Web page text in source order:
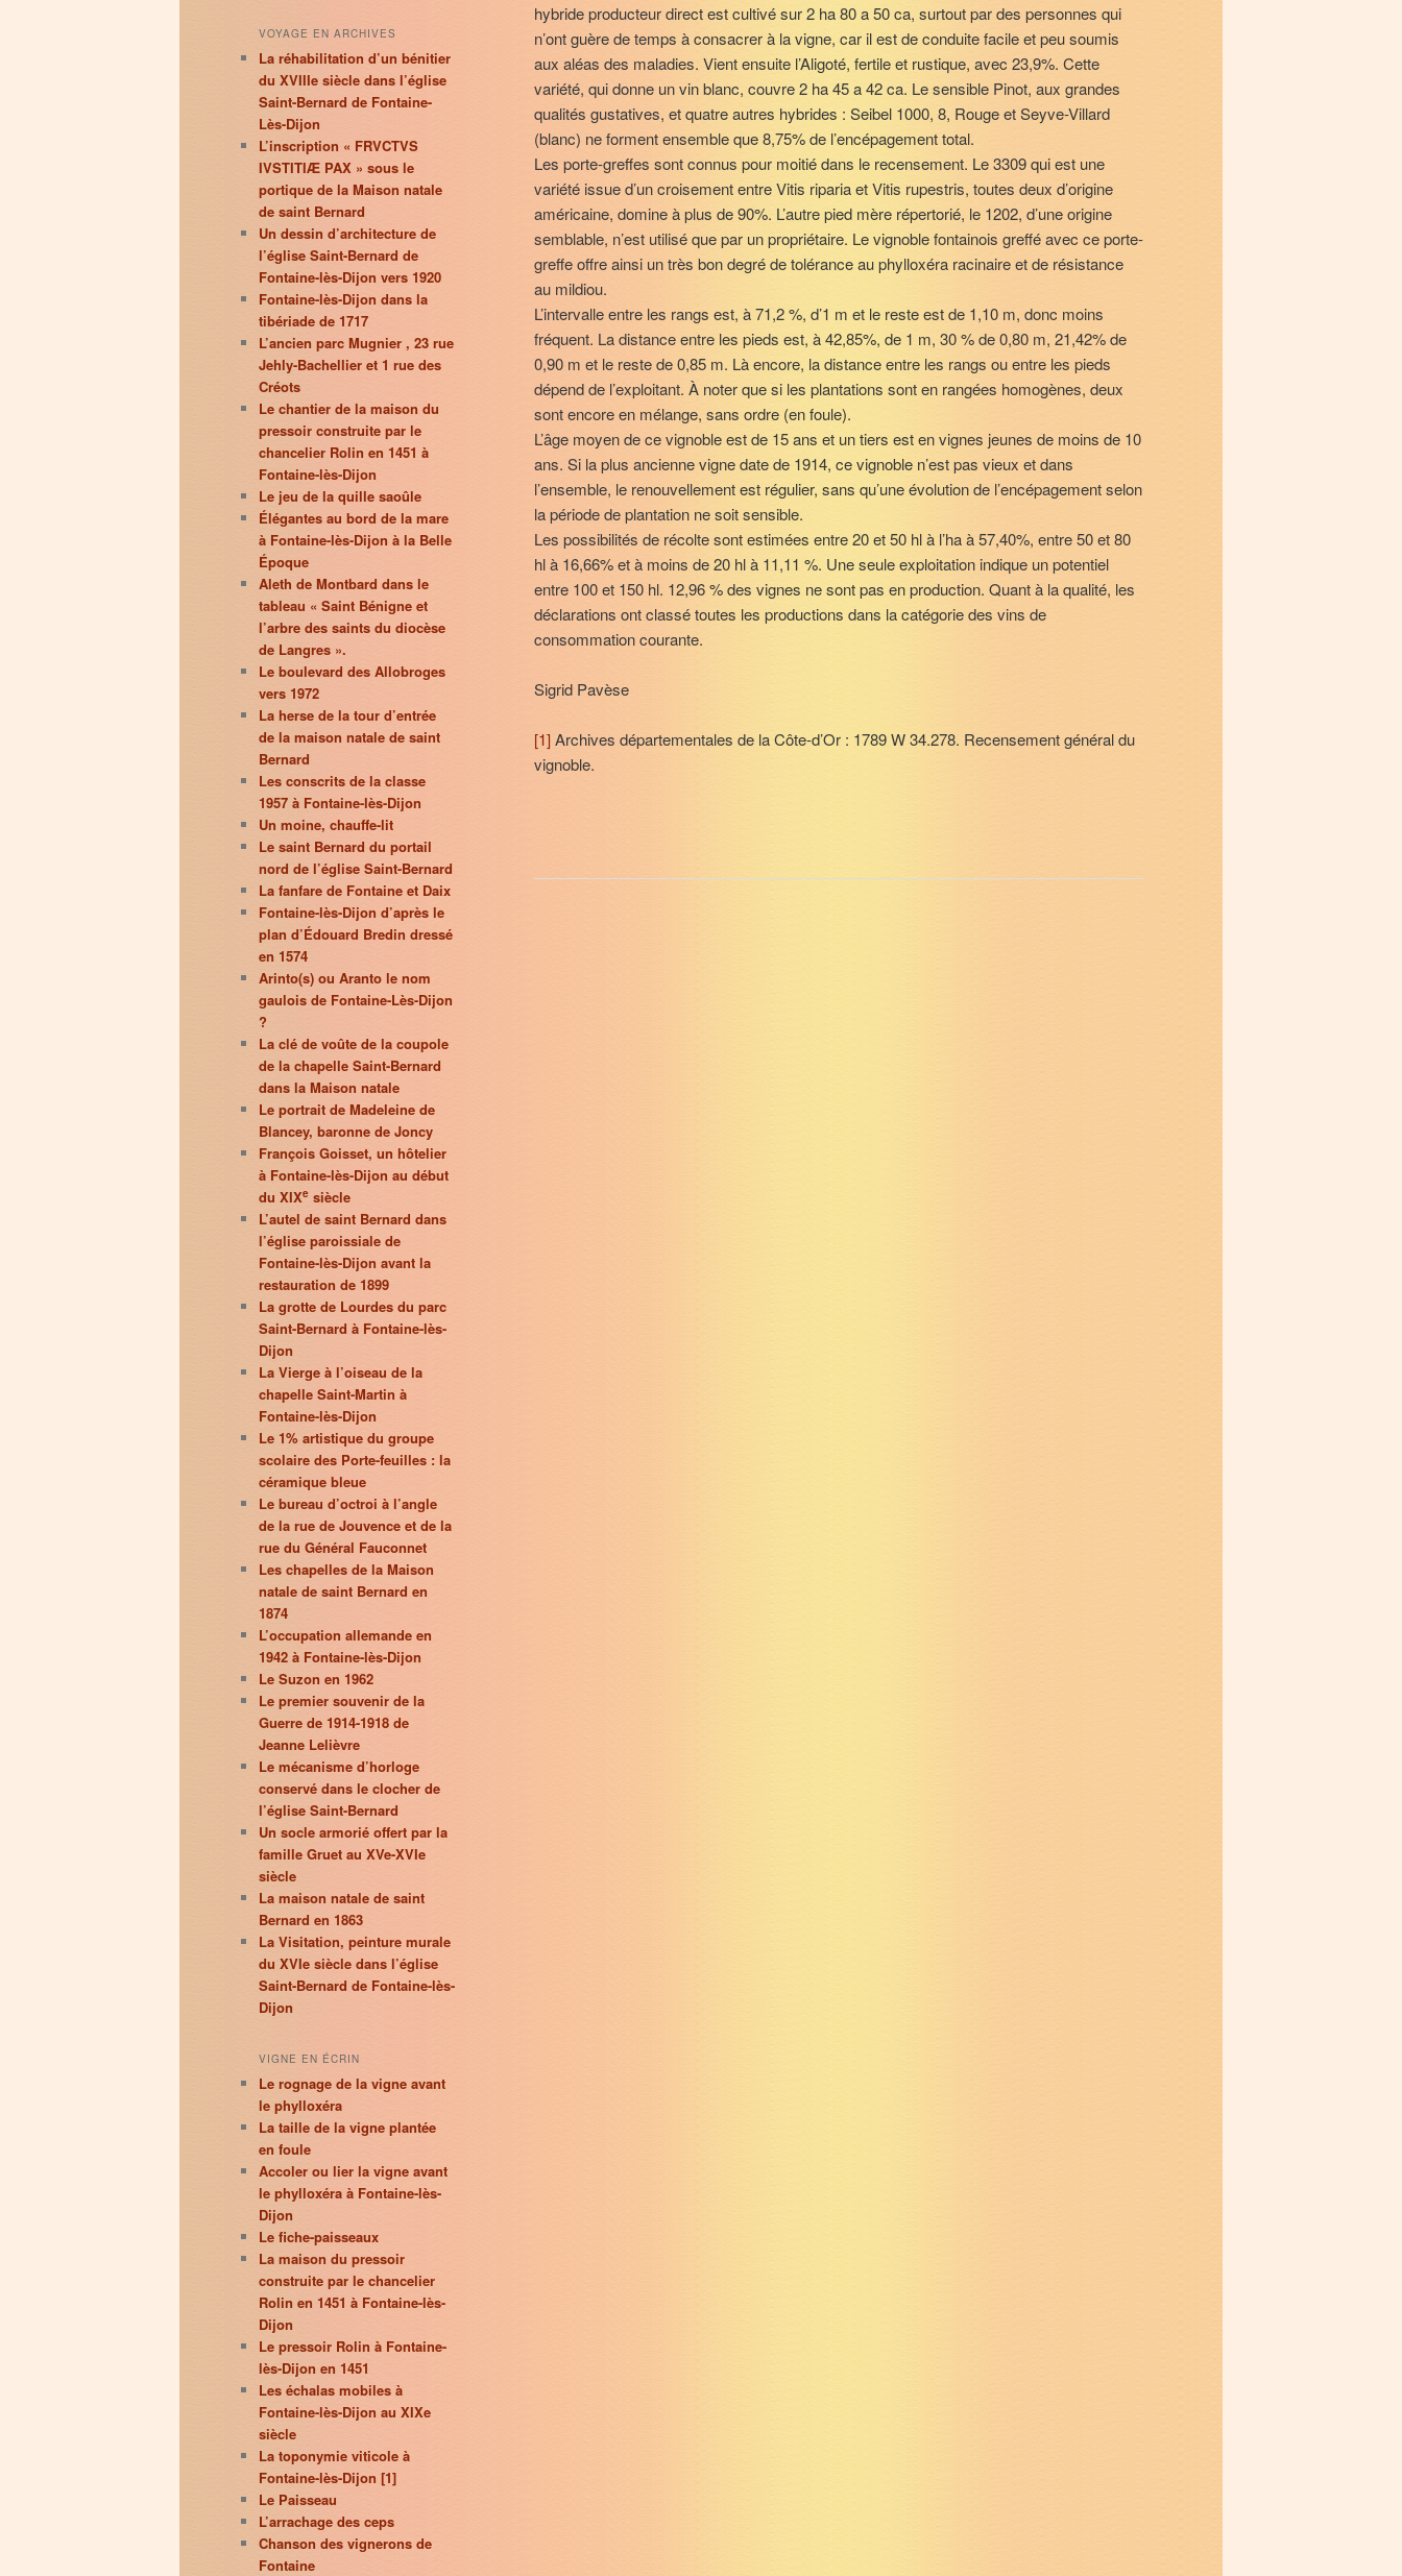
hybride producteur direct est cultivé sur 2 ha 80 a 50 ca, surtout par des personnes qui
n’ont guère de temps à consacrer à la vigne, car il est de conduite facile et peu soumis
aux aléas des maladies. Vient ensuite l’Aligoté, fertile et rustique, avec 23,9%. Cette
variété, qui donne un vin blanc, couvre 2 ha 45 a 42 ca. Le sensible Pinot, aux grandes
qualités gustatives, et quatre autres hybrides : Seibel 1000, 8, Rouge et Seyve-Villard
(blanc) ne forment ensemble que 8,75% de l’encépagement total.
Les porte-greffes sont connus pour moitié dans le recensement. Le 3309 qui est une
variété issue d’un croisement entre Vitis riparia et Vitis rupestris, toutes deux d’origine
américaine, domine à plus de 90%. L’autre pied mère répertorié, le 1202, d’une origine
semblable, n’est utilisé que par un propriétaire. Le vignoble fontainois greffé avec ce porte-
greffe offre ainsi un très bon degré de tolérance au phylloxéra racinaire et de résistance
au mildiou.
L’intervalle entre les rangs est, à 71,2 %, d’1 m et le reste est de 1,10 m, donc moins
fréquent. La distance entre les pieds est, à 42,85%, de 1 m, 30 % de 0,80 m, 21,42% de
0,90 m et le reste de 0,85 m. Là encore, la distance entre les rangs ou entre les pieds
dépend de l’exploitant. À noter que si les plantations sont en rangées homogènes, deux
sont encore en mélange, sans ordre (en foule).
L’âge moyen de ce vignoble est de 15 ans et un tiers est en vignes jeunes de moins de 10
ans. Si la plus ancienne vigne date de 1914, ce vignoble n’est pas vieux et dans
l’ensemble, le renouvellement est régulier, sans qu’une évolution de l’encépagement selon
la période de plantation ne soit sensible.
Les possibilités de récolte sont estimées entre 20 et 50 hl à l’ha à 57,40%, entre 50 et 80
hl à 16,66% et à moins de 20 hl à 11,11 %. Une seule exploitation indique un potentiel
entre 100 et 150 hl. 12,96 % des vignes ne sont pas en production. Quant à la qualité, les
déclarations ont classé toutes les productions dans la catégorie des vins de
consommation courante.
Sigrid Pavèse
[1]Archives départementales de la Côte-d’Or : 1789 W 34.278. Recensement général du
vignoble.
VOYAGE EN ARCHIVES
La réhabilitation d’un bénitier
du XVIIIe siècle dans l’église
Saint-Bernard de Fontaine-
Lès-Dijon
L’inscription « FRVCTVS
IVSTITIÆ PAX » sous le
portique de la Maison natale
de saint Bernard
Un dessin d’architecture de
l’église Saint-Bernard de
Fontaine-lès-Dijon vers 1920
Fontaine-lès-Dijon dans la
tibériade de 1717
L’ancien parc Mugnier , 23 rue
Jehly-Bachellier et 1 rue des
Créots
Le chantier de la maison du
pressoir construite par le
chancelier Rolin en 1451 à
Fontaine-lès-Dijon
Le jeu de la quille saoûle
Élégantes au bord de la mare
à Fontaine-lès-Dijon à la Belle
Époque
Aleth de Montbard dans le
tableau « Saint Bénigne et
l’arbre des saints du diocèse
de Langres ».
Le boulevard des Allobroges
vers 1972
La herse de la tour d’entrée
de la maison natale de saint
Bernard
Les conscrits de la classe
1957 à Fontaine-lès-Dijon
Un moine, chauffe-lit
Le saint Bernard du portail
nord de l’église Saint-Bernard
La fanfare de Fontaine et Daix
Fontaine-lès-Dijon d’après le
plan d’Édouard Bredin dressé
en 1574
Arinto(s) ou Aranto le nom
gaulois de Fontaine-Lès-Dijon
?
La clé de voûte de la coupole
de la chapelle Saint-Bernard
dans la Maison natale
Le portrait de Madeleine de
Blancey, baronne de Joncy
François Goisset, un hôtelier
à Fontaine-lès-Dijon au début
du XIXe siècle
L’autel de saint Bernard dans
l’église paroissiale de
Fontaine-lès-Dijon avant la
restauration de 1899
La grotte de Lourdes du parc
Saint-Bernard à Fontaine-lès-
Dijon
La Vierge à l’oiseau de la
chapelle Saint-Martin à
Fontaine-lès-Dijon
Le 1% artistique du groupe
scolaire des Porte-feuilles : la
céramique bleue
Le bureau d’octroi à l’angle
de la rue de Jouvence et de la
rue du Général Fauconnet
Les chapelles de la Maison
natale de saint Bernard en
1874
L’occupation allemande en
1942 à Fontaine-lès-Dijon
Le Suzon en 1962
Le premier souvenir de la
Guerre de 1914-1918 de
Jeanne Lelièvre
Le mécanisme d’horloge
conservé dans le clocher de
l’église Saint-Bernard
Un socle armorié offert par la
famille Gruet au XVe-XVIe
siècle
La maison natale de saint
Bernard en 1863
La Visitation, peinture murale
du XVIe siècle dans l’église
Saint-Bernard de Fontaine-lès-
Dijon
VIGNE EN ÉCRIN
Le rognage de la vigne avant
le phylloxéra
La taille de la vigne plantée
en foule
Accoler ou lier la vigne avant
le phylloxéra à Fontaine-lès-
Dijon
Le fiche-paisseaux
La maison du pressoir
construite par le chancelier
Rolin en 1451 à Fontaine-lès-
Dijon
Le pressoir Rolin à Fontaine-
lès-Dijon en 1451
Les échalas mobiles à
Fontaine-lès-Dijon au XIXe
siècle
La toponymie viticole à
Fontaine-lès-Dijon [1]
Le Paisseau
L’arrachage des ceps
Chanson des vignerons de
Fontaine